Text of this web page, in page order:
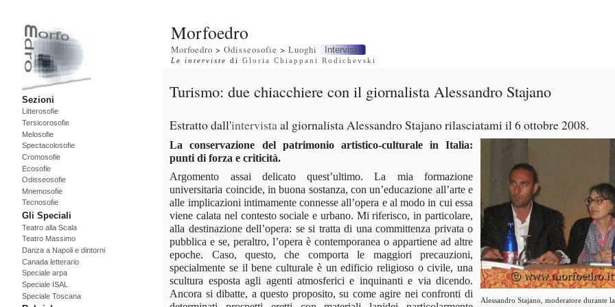
Sezioni
Litterosofie
Tersicorosofie
Melosofie
Spectacolosofie
Cromosofie
Ecosofie
Odisseosofie
Mnemosofie
Tecnosofie
Gli Speciali
Teatro alla Scala
Teatro Massimo
Danza a Napoli e dintorni
Canada letterario
Speciale arpa
Speciale ISAL
Speciale Toscana
Morfoedro
Morfoedro >Odisseosofie >Luoghi Interviste
Le interviste diGloria Chiappani Rodichevski
Turismo: due chiacchiere con il giornalista Alessandro Stajano
Estratto dall'intervistaal giornalista Alessandro Stajano rilasciatami il 6 ottobre 2008.
Alessandro Stajano, moderatore durante la
La conservazione del patrimonio artistico-culturale in Italia:
punti di forza e criticità.
Argomento assai delicato quest’ultimo. La mia formazione
universitaria coincide, in buona sostanza, con un’educazione all’arte e
alle implicazioni intimamente connesse all’opera e al modo in cui essa
viene calata nel contesto sociale e urbano. Mi riferisco, in particolare,
alla destinazione dell’opera: se si tratta di una committenza privata o
pubblica e se, peraltro, l’opera è contemporanea o appartiene ad altre
epoche. Caso, questo, che comporta le maggiori precauzioni,
specialmente se il bene culturale è un edificio religioso o civile, una
scultura esposta agli agenti atmosferici e inquinanti e via dicendo.
Ancora si dibatte, a questo proposito, su come agire nei confronti di